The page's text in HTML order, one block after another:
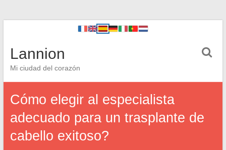
Lannion
Mi ciudad del corazón
Cómo elegir al especialista
adecuado para un trasplante de
cabello exitoso?